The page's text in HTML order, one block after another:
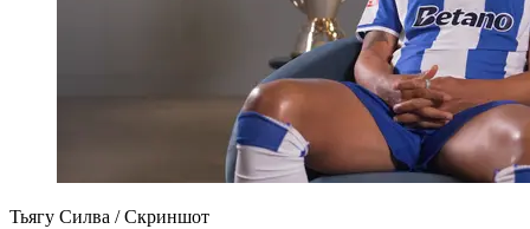
Тьягу Силва / Скриншот